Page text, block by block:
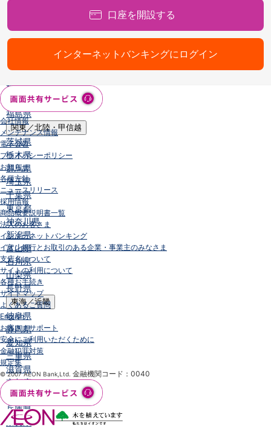
店舗
北海道
宮城県
秋田県
山形県
福島県
関東／北陸・甲信越
茨城県
栃木県
群馬県
埼玉県
千葉県
東京都
神奈川県
新潟県
富山県
石川県
山梨県
長野県
東海／近畿
岐阜県
静岡県
愛知県
三重県
滋賀県
京都府
大阪府
兵庫県
奈良県
口座を開設する
インターネットバンキングにログイン
会社情報
メンテナンス情報
電子公告
プライバシーポリシー
お知らせ
各種方針
ニュースリリース
採用情報
商品概要説明書一覧
法人のお客さま
インターネットバンキング
イオン銀行とお取引のある企業・事業主のみなさま
支店名について
サイトの利用について
各種お手続き
サイトマップ
よくあるご質問
English
お客さまサポート
安全にご利用いただくために
金融犯罪対策
規定集
© 2007 AEON Bank,Ltd. 金融機関コード：0040